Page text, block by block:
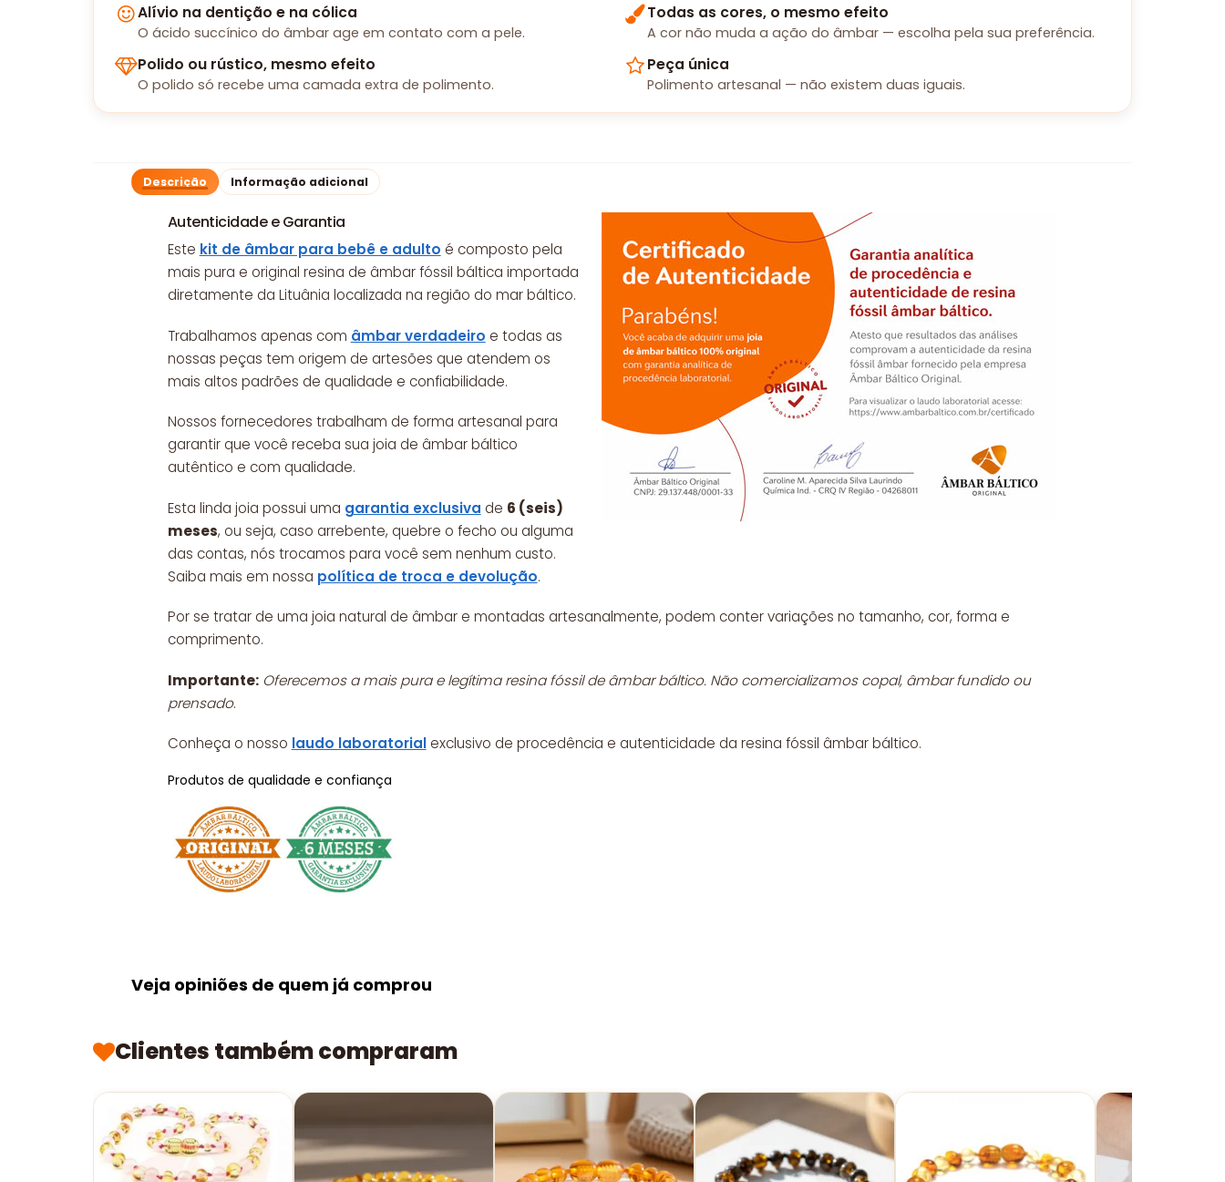
Alívio na dentição e na cólica
O ácido succínico do âmbar age em contato com a pele.
Todas as cores, o mesmo efeito
A cor não muda a ação do âmbar — escolha pela sua preferência.
Polido ou rústico, mesmo efeito
O polido só recebe uma camada extra de polimento.
Peça única
Polimento artesanal — não existem duas iguais.
Descrição Informação adicional
Autenticidade e Garantia
Este kit de âmbar para bebê e adulto é composto pela
mais pura e original resina de âmbar fóssil báltica importada
diretamente da Lituânia localizada na região do mar báltico.
Trabalhamos apenas com âmbar verdadeiro e todas as
nossas peças tem origem de artesões que atendem os
mais altos padrões de qualidade e confiabilidade.
Nossos fornecedores trabalham de forma artesanal para
garantir que você receba sua joia de âmbar báltico
autêntico e com qualidade.
Esta linda joia possui uma garantia exclusiva de 6 (seis)
meses, ou seja, caso arrebente, quebre o fecho ou alguma
das contas, nós trocamos para você sem nenhum custo.
Saiba mais em nossa política de troca e devolução.
Por se tratar de uma joia natural de âmbar e montadas artesanalmente, podem conter variações no tamanho, cor, forma e
comprimento.
Importante: Oferecemos a mais pura e legítima resina fóssil de âmbar báltico. Não comercializamos copal, âmbar fundido ou
prensado.
Conheça o nosso laudo laboratorialexclusivo de procedência e autenticidade da resina fóssil âmbar báltico.
Produtos de qualidade e confiança
Veja opiniões de quem já comprou
Clientes também compraram